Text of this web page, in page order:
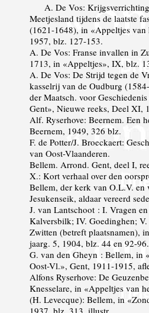
A. De Vos:
Meetjesland tijdens de laatste
(1621-1648), in «Appeltjes
1957, blz. 127-153.
A. De Vos: Franse invallen in
1713, in «Appeltjes», IX, blz.
A. De Vos: De Strijd tegen de
kasselrij van de Oudburg
der Maatsch. voor
Gent», Nieuwe reeks, Deel XI,
Alf. Ryserhove: Beernem. Een
Beernem, 1949, 326 blz.
F. de Potter/J. Broeckaert:
van Oost-Vlaanderen.
Bellem. Arrond. Gent, deel I,
X.: Kort verhaal over den
Bellem, der kerk van O.L.V. en
Jesukenseik, aldaar vereerd
J. van Lantschoot : I. Vragen
Kalversbilk; IV. Goedinghen;
Zwitten (betreft plaatsnamen),
jaarg. 5, 1904, blz. 44 en 92-96.
G. van den Gheyn : Bellem, in
Oost-Vl.», Gent, 1911-1915,
Alfons Ryserhove: De
Knesselare, in «Appeltjes van
(H. Levecque): Bellem, in
1937, blz. 313, illustr.